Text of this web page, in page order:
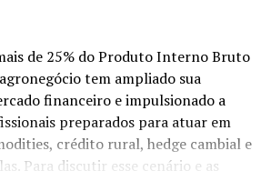
de 25% do Produto Interno Bruto
tem ampliado sua
financeiro e impulsionado a
preparados para atuar em
crédito rural, hedge cambial e
Para discutir esse cenário e as